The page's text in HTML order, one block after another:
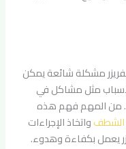
مشكلة شائعة يمكن
مثل مشاكل في
من المهم فهم هذه
الشطفواتخاذ الإجراءات
يعمل بكفاءة وهدوء.